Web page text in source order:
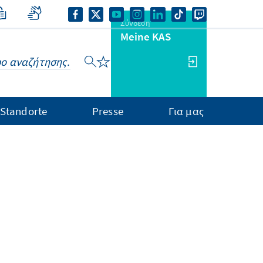
Σύνδεση
Meine KAS
Standorte Presse Για μας